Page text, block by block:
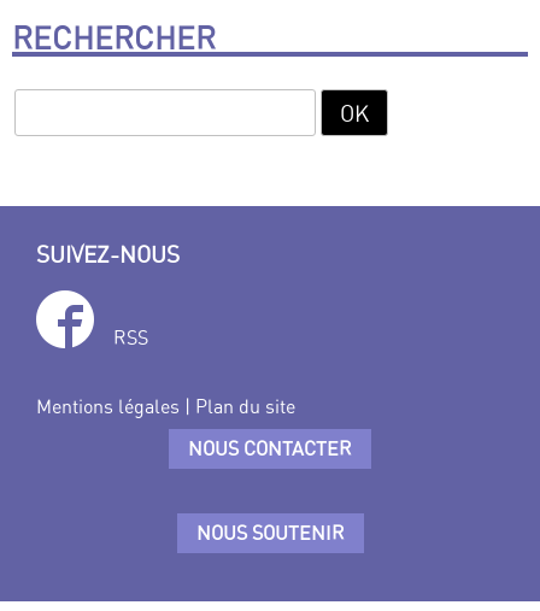
RECHERCHER
SUIVEZ-NOUS
RSS
Mentions légales | Plan du site
NOUS CONTACTER
NOUS SOUTENIR